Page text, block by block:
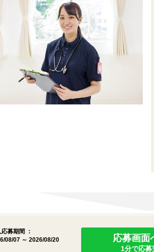
募期間 ：
08/07 ～ 2026/08/20
応募画面
1分で応